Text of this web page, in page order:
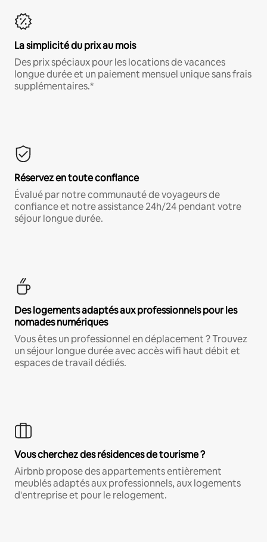
La simplicité du prix au mois
Des prix spéciaux pour les locations de vacances
longue durée et un paiement mensuel unique sans frais
supplémentaires.*
Réservez en toute confiance
Évalué par notre communauté de voyageurs de
confiance et notre assistance 24h/24 pendant votre
séjour longue durée.
Des logements adaptés aux professionnels pour les
nomades numériques
Vous êtes un professionnel en déplacement ? Trouvez
un séjour longue durée avec accès wifi haut débit et
espaces de travail dédiés.
Vous cherchez des résidences de tourisme ?
Airbnb propose des appartements entièrement
meublés adaptés aux professionnels, aux logements
d'entreprise et pour le relogement.